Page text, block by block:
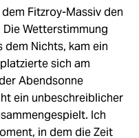
Fitzroy-Massiv den
Wetterstimmung
dem Nichts, kam ein
sich am
Abendsonne
ein unbeschreiblicher
Ich
in dem die Zeit